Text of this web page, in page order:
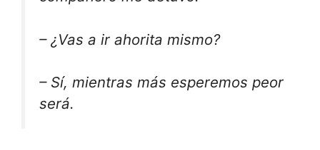
– ¿Vas a ir ahorita mismo?
– Sí, mientras más esperemos peor
será.